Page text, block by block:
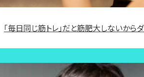
「毎日同じ筋トレ」だと筋肥大しないから